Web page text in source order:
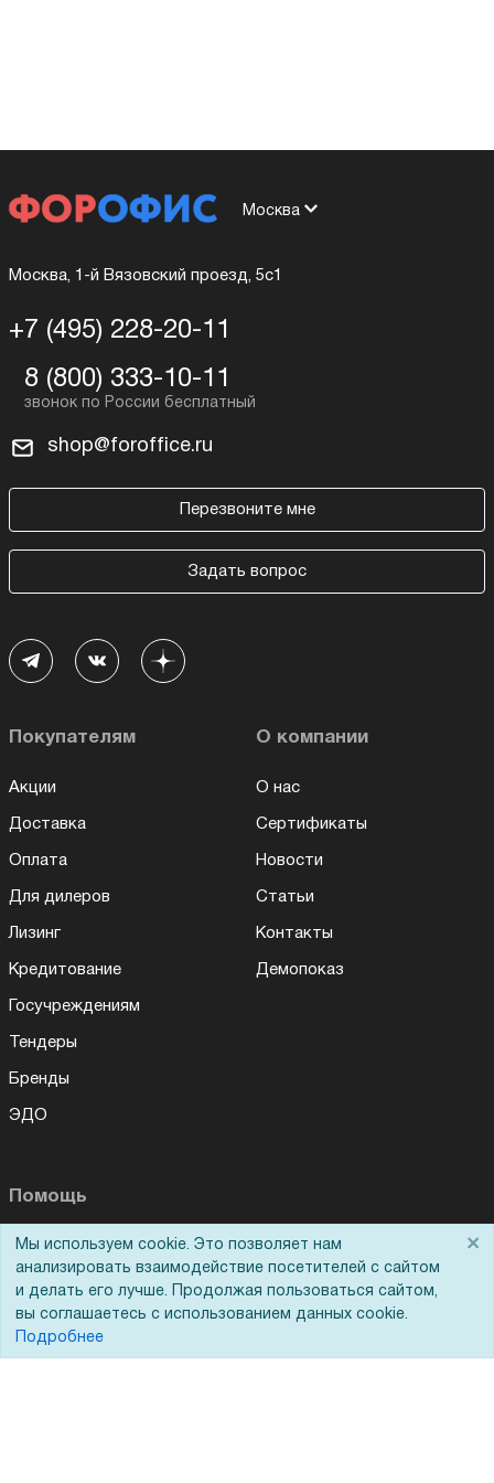
Москва
Москва, 1-й Вязовский проезд, 5с1
+7 (495) 228-20-11
8 (800) 333-10-11
shop@foroffice.ru
Перезвоните мне
Задать вопрос
Покупателям
Акции
Доставка
Оплата
Для дилеров
Лизинг
Кредитование
Госучреждениям
Тендеры
Бренды
ЭДО
О компании
О нас
Сертификаты
Новости
Статьи
Контакты
Демопоказ
Помощь
Вопрос-ответ
Гарантии и возврат
Сервисный центр
Мы используем cookie. Это позволяет нам
анализировать взаимодействие посетителей с сайтом
и делать его лучше. Продолжая пользоваться сайтом,
вы соглашаетесь с использованием данных cookie.
Подробнее
×